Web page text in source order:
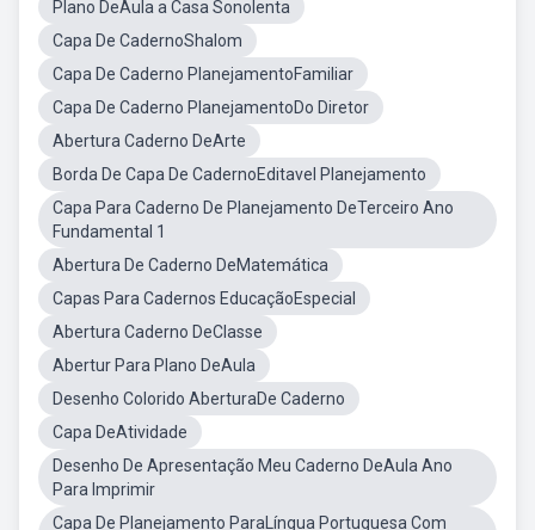
Plano DeAula a Casa Sonolenta
Capa De CadernoShalom
Capa De Caderno PlanejamentoFamiliar
Capa De Caderno PlanejamentoDo Diretor
Abertura Caderno DeArte
Borda De Capa De CadernoEditavel Planejamento
Capa Para Caderno De Planejamento DeTerceiro Ano
Fundamental 1
Abertura De Caderno DeMatemática
Capas Para Cadernos EducaçãoEspecial
Abertura Caderno DeClasse
Abertur Para Plano DeAula
Desenho Colorido AberturaDe Caderno
Capa DeAtividade
Desenho De Apresentação Meu Caderno DeAula Ano
Para Imprimir
Capa De Planejamento ParaLíngua Portuguesa Com